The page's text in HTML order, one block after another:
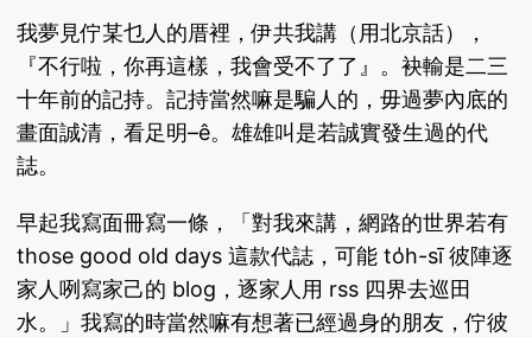
我夢見佇某乜人的厝裡，伊共我講（用北京話），
『不行啦，你再這樣，我會受不了了』。袂輸是二三
十年前的記持。記持當然嘛是騙人的，毋過夢內底的
畫面誠清，看足明–ê。雄雄叫是若誠實發生過的代
誌。
早起我寫面冊寫一條，「對我來講，網路的世界若有
those good old days 這款代誌，可能 to̍h-sī 彼陣逐
家人咧寫家己的 blog，逐家人用 rss 四界去巡田
水。」我寫的時當然嘛有想著已經過身的朋友，佇彼